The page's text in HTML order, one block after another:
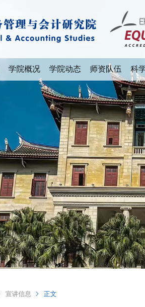
学院概况 学院动态 师资队伍 科
宣讲信息 正文